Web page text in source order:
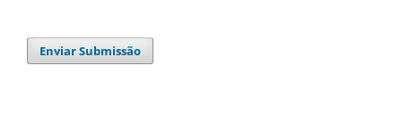
Enviar Submissão